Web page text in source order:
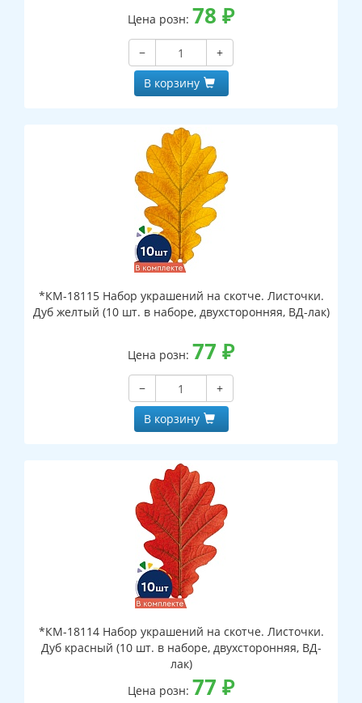
Цена розн: 78 ₽
−
+
В корзину
*КМ-18115 Набор украшений на скотче. Листочки.
Дуб желтый (10 шт. в наборе, двухсторонняя, ВД-лак)
Цена розн: 77 ₽
−
+
В корзину
*КМ-18114 Набор украшений на скотче. Листочки.
Дуб красный (10 шт. в наборе, двухсторонняя, ВД-
лак)
Цена розн: 77 ₽